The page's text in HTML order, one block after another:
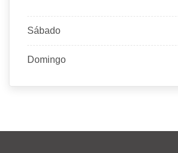
Sábado
Domingo